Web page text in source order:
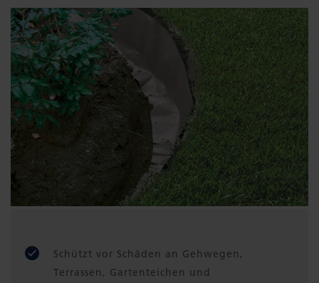
Schützt vor Schäden an Gehwegen,
Terrassen, Gartenteichen und